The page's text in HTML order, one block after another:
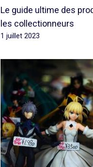
Le guide ultime des
les collectionneurs
1 juillet 2023